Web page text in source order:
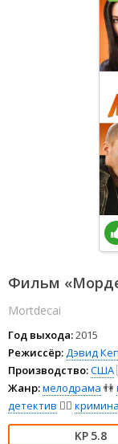
Фильм
Mortdecai
Год выхода:2015
Режиссёр:Дэвид
Производство:США
Жанр:мелодрама 👫
детектив 🕵️‍♂️
5.8